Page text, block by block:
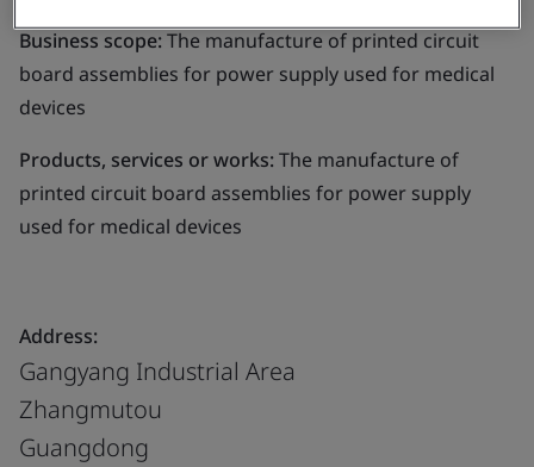
Business scope:The manufacture of printed circuit
board assemblies for power supply used for medical
devices
Products, services or works:The manufacture of
printed circuit board assemblies for power supply
used for medical devices
Address:
Gangyang Industrial Area
Zhangmutou
Guangdong